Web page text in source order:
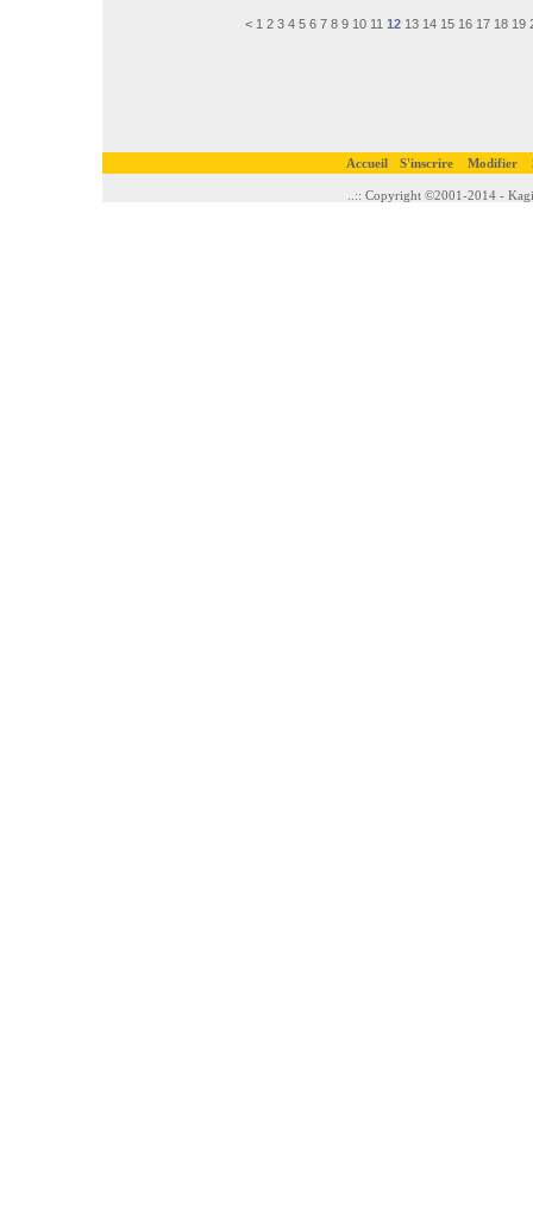
< 1 2 3 4 5 6 7 8 9 10 11 12 13 14 15 16 17 18 19
Accueil S'inscrire Modifier
..:: Copyright ©2001-2014 -